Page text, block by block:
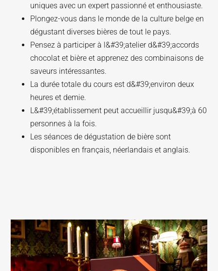
uniques avec un expert passionné et enthousiaste.
Plongez-vous dans le monde de la culture belge en
dégustant diverses bières de tout le pays.
Pensez à participer à l&#39;atelier d&#39;accords
chocolat et bière et apprenez des combinaisons de
saveurs intéressantes.
La durée totale du cours est d&#39;environ deux
heures et demie.
L&#39;établissement peut accueillir jusqu&#39;à 60
personnes à la fois.
Les séances de dégustation de bière sont
disponibles en français, néerlandais et anglais.